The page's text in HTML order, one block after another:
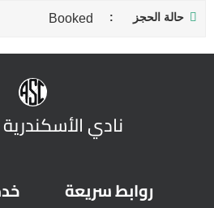
حالة الحجز Booked
نادي
روابط سريعة